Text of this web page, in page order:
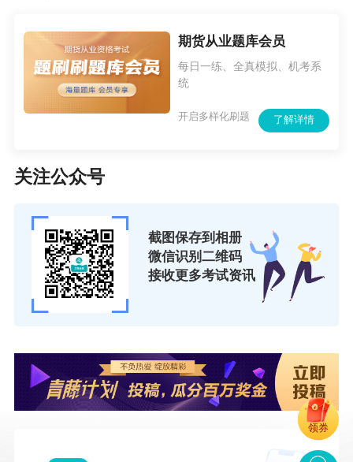
第十章【分值：10%左右】
本章的主要内容包括期货行情相关术语的解读、
期货价格分析中的基本面分析方法和技术分析方
法。
期货从业资格考试中《法律法规》考试章节和考
试内容也比较多，考生应该多花些时间记忆理
第一章：行政法规【分值15%左右】
第二章：部门规章与规范性文件【分值50%左
右】
主要包含：期货交易所管理办法；期货公司监督
期货从业题库会员
每日一练、全真模拟、机考系
统
了解详情
开启多样化刷题
关注公众号
截图保存到相册
微信识别二维码
接收更多考试资讯
领券